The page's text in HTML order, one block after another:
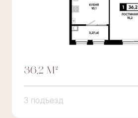
36,2 М²
3 подъезд